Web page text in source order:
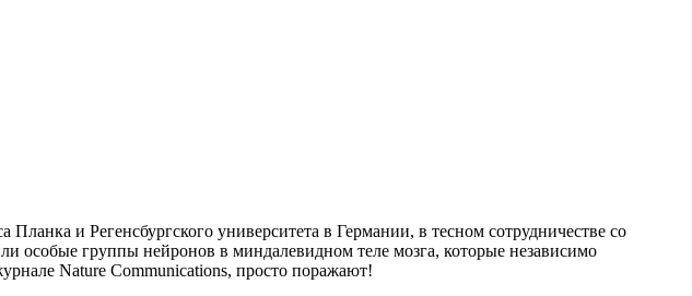
и Регенсбургского университета в Германии, в тесном сотрудничестве со
особые группы нейронов в миндалевидном теле мозга, которые независимо
Nature Communications, просто поражают!